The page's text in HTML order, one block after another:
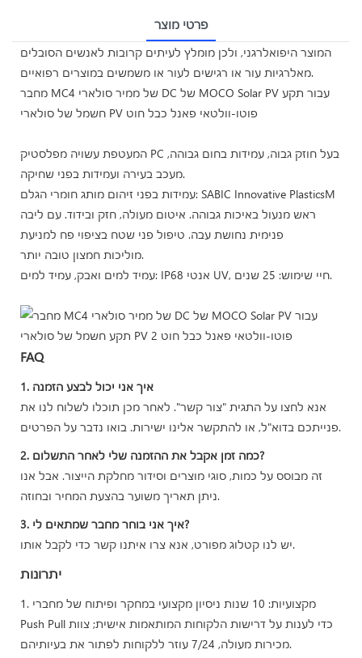
פרטי מוצר
המוצר היפואלרגני, ולכן מומלץ לעיתים קרובות לאנשים הסובלים
מאלרגיות עור או רגישים לעור או משמשים במוצרים רפואיים.
מחבר MC4 של ממיר סולארי DC של MOCO Solar PV עבור תקע
חשמל של סולארי PV פוטו-וולטאי פאנל כבל חוט
המעטפת עשויה מפלסטיק PC בעל חוזק גבוה, עמידות בחום גבוהה,
מעכב בעירה ועמידות בפני שחיקה.
עמידות בפני זיהום מותג חומרי הגלם: SABIC Innovative PlasticsM
ראש מנעול באיכות גבוהה. איטום מעולה, חזק ובידוד. עם ליבה
פנימית נחושת עבה. טיפול פני שטח בציפוי פח למניעת
מוליכות חמצון טובה יותר.
עמיד למים ואבק, עמיד למים: IP68 אנטי UV, חיי שימוש: 25 שנים.
FAQ
1. איך אני יכול לבצע הזמנה
אנא לחצו על התגית "צור קשר". לאחר מכן תוכלו לשלוח לנו את
פנייתכם בדוא"ל, או להתקשר אלינו ישירות. בואו נדבר על הפרטים.
2. כמה זמן אקבל את ההזמנה שלי לאחר התשלום?
זה מבוסס על כמות, סוגי מוצרים וסידור מחלקת הייצור. אבל אנו
ניתן תאריך משוער בהצעת המחיר ובחוזה.
3. איך אני בוחר מחבר שמתאים לי?
יש לנו קטלוג מפורט, אנא צרו איתנו קשר כדי לקבל אותו.
יתרונות
1. מקצועיות: 10 שנות ניסיון מקצועי במחקר ופיתוח של מחברי
Push Pull כדי לענות על דרישות הלקוחות המותאמות אישית; צוות
מכירות מעולה, 7/24 עוזר ללקוחות לפתור את בעיותיהם.